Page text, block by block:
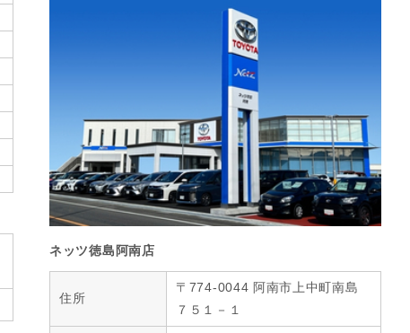
ネッツ徳島阿南店
住所
〒774-0044 阿南市上中町南島
７５１－１